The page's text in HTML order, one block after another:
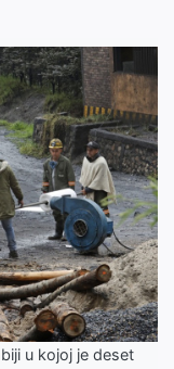
u kojoj je deset